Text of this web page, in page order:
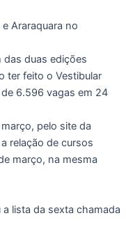
Araraquara no
duas edições
ter feito o Vestibular
6.596 vagas em 24
pelo site da
relação de cursos
março, na mesma
lista da sexta chamada